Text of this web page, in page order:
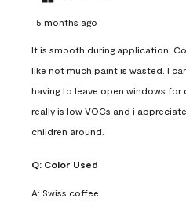
5 months ago
It is smooth during application.
like not much paint is wasted. I
having to leave open windows
really is low VOCs and i
children around.
Q: Color Used
A: Swiss coffee